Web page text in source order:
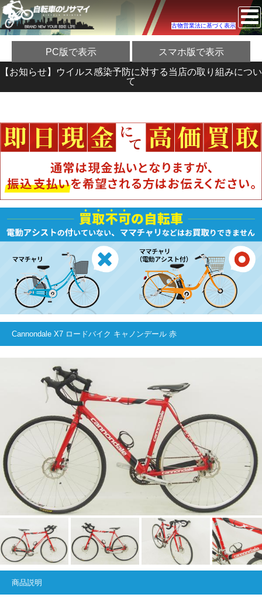
古物営業法に基づく表示
PC版で表示 スマホ版で表示
【お知らせ】ウイルス感染予防に対する当店の取り組みについ
て
Cannondale X7 ロードバイク キャノンデール 赤
商品説明